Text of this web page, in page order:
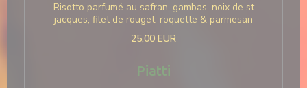
Risotto parfumé au safran, gambas, noix de st
jacques, filet de rouget, roquette & parmesan
25,00 EUR
Piatti